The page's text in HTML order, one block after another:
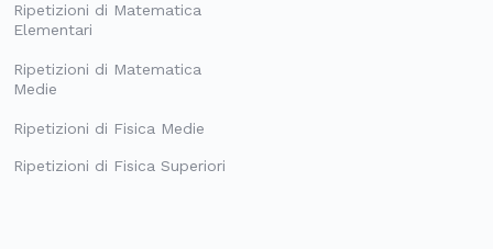
Ripetizioni di Matematica
Elementari
Ripetizioni di Matematica
Medie
Ripetizioni di Fisica Medie
Ripetizioni di Fisica Superiori